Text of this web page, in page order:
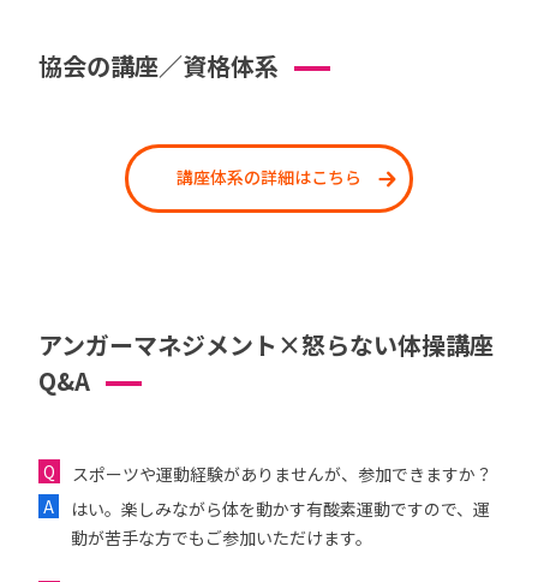
協会の講座／資格体系
講座体系の詳細はこちら
アンガーマネジメント×怒らない体操講座
Q&A
スポーツや運動経験がありませんが、参加できますか？
はい。楽しみながら体を動かす有酸素運動ですので、運
動が苦手な方でもご参加いただけます。